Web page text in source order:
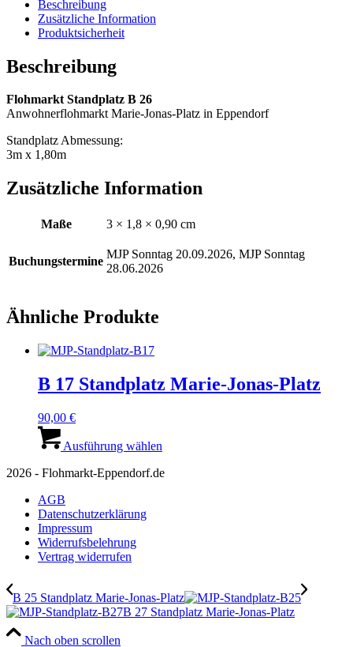
Beschreibung
Zusätzliche Information
Produktsicherheit
Beschreibung
Flohmarkt Standplatz B 26
Anwohnerflohmarkt Marie-Jonas-Platz in Eppendorf
Standplatz Abmessung:
3m x 1,80m
Zusätzliche Information
Maße 3 × 1,8 × 0,90 cm
Buchungstermine
MJP Sonntag 20.09.2026, MJP Sonntag
28.06.2026
Ähnliche Produkte
B 17 Standplatz Marie-Jonas-Platz
90,00 €
Ausführung wählen
mehrere
gewählt
werden
2026 - Flohmarkt-Eppendorf.de
AGB
Datenschutzerklärung
Impressum
Widerrufsbelehrung
Vertrag widerrufen
B 25 Standplatz Marie-Jonas-Platz
B 27 Standplatz Marie-Jonas-Platz
Nach oben scrollen